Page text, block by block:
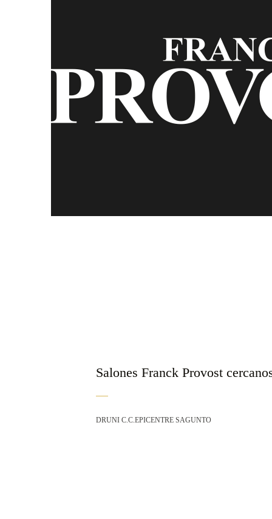
Salones Franck Provost
DRUNI C.C.EPICENTRE SAGUNTO